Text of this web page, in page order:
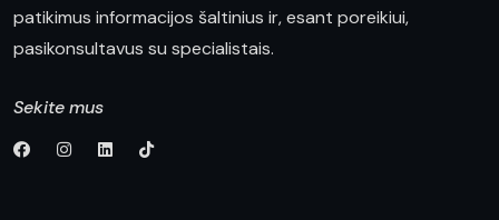
patikimus informacijos šaltinius ir, esant poreikiui,
pasikonsultavus su specialistais.
Sekite mus